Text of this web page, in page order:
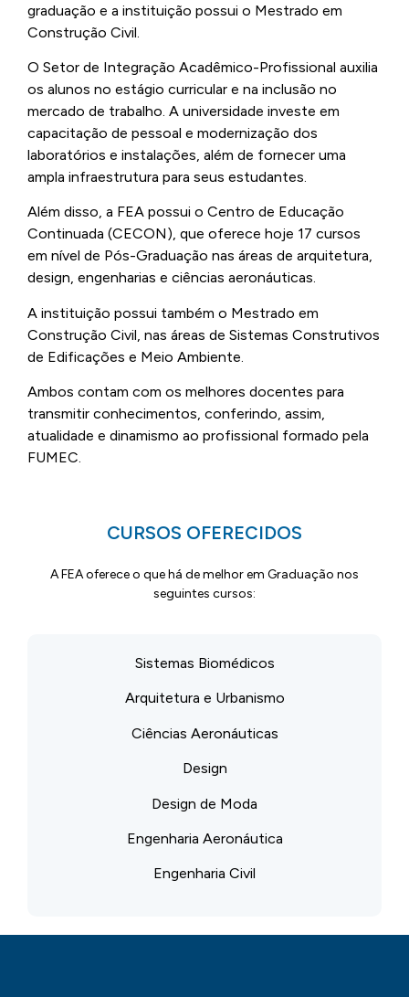
graduação e a instituição possui o Mestrado em
Construção Civil.
O Setor de Integração Acadêmico-Profissional auxilia
os alunos no estágio curricular e na inclusão no
mercado de trabalho. A universidade investe em
capacitação de pessoal e modernização dos
laboratórios e instalações, além de fornecer uma
ampla infraestrutura para seus estudantes.
Além disso, a FEA possui o Centro de Educação
Continuada (CECON), que oferece hoje 17 cursos
em nível de Pós-Graduação nas áreas de arquitetura,
design, engenharias e ciências aeronáuticas.
A instituição possui também o Mestrado em
Construção Civil, nas áreas de Sistemas Construtivos
de Edificações e Meio Ambiente.
Ambos contam com os melhores docentes para
transmitir conhecimentos, conferindo, assim,
atualidade e dinamismo ao profissional formado pela
FUMEC.
CURSOS OFERECIDOS​
A FEA oferece o que há de melhor em Graduação nos
seguintes cursos:
Sistemas Biomédicos
Arquitetura e Urbanismo
Ciências Aeronáuticas
Design
Design de Moda
Engenharia Aeronáutica
Engenharia Civil